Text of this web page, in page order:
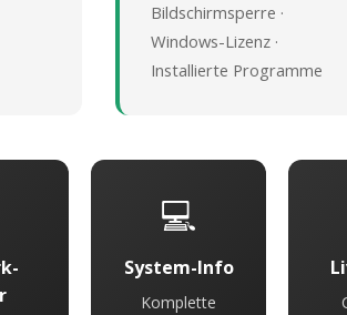
Bildschirmsperre ·
Windows-Lizenz ·
Installierte Programme
💻
System-Info
Komplette